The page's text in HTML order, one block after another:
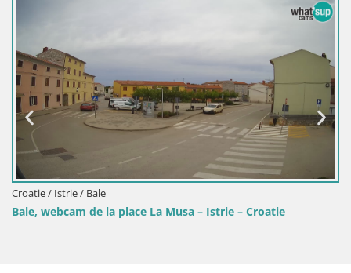
Istrie – Croatie
Fažana Livecam riva et marina de